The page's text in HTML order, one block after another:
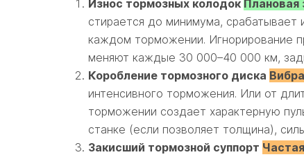
Износ тормозных колодок Плановая
стирается до минимума, срабатывает
каждом торможении. Игнорирование
меняют каждые 30 000–40 000 км,
Коробление тормозного диска
интенсивного торможения. Или от
торможении создает характерную
станке (если позволяет толщина),
Закисший тормозной суппорт